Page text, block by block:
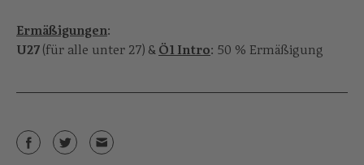
Ermäßigungen:
U27 (für alle unter 27) & Ö1 Intro: 50 % Ermäßigung